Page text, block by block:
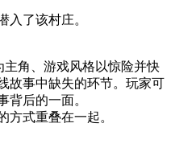
入了该村庄。
主角、游戏风格以惊险并快
故事中缺失的环节。玩家可
背后的一面。
方式重叠在一起。